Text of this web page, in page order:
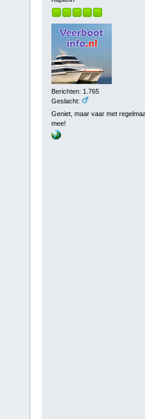
Berichten: 1.765
Geslacht:
Geniet, maar vaar met
mee!